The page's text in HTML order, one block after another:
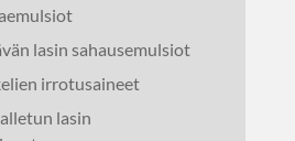
lasin sahausemulsiot
irrotusaineet
lasin